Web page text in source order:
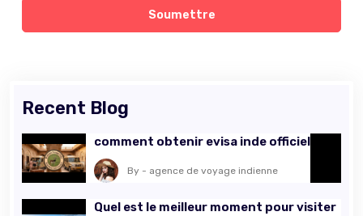
Soumettre
Recent Blog
comment obtenir evisa inde officiel
By - agence de voyage indienne
Quel est le meilleur moment pour visiter